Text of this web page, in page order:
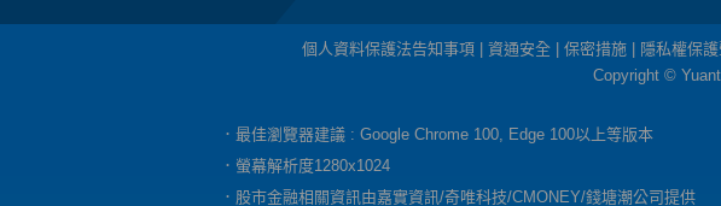
個人資料保護法告知事項 資通安全 保密措施 隱私權保護
Copyright ©
．最佳瀏覽器建議 : Google Chrome 100, Edge 100以上等版本
．螢幕解析度1280x1024
．股市金融相關資訊由嘉實資訊/奇唯科技/CMONEY/錢塘潮公司提供